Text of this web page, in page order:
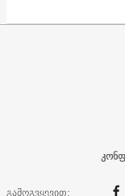
გამოგვყევით: